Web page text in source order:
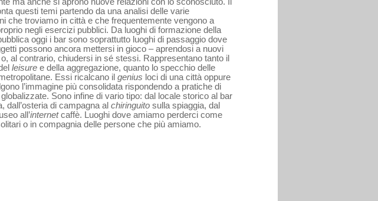
questi temi partendo da una analisi delle varie
che troviamo in città e che frequentemente vengono a
negli esercizi pubblici. Da luoghi di formazione della
oggi i bar sono soprattutto luoghi di passaggio dove
possono ancora mettersi in gioco – aprendosi a nuovi
al contrario, chiudersi in sé stessi. Rappresentano tanto il
leisure e della aggregazione, quanto lo specchio delle
Essi ricalcano il genius loci di una città oppure
l’immagine più consolidata rispondendo a pratiche di
Sono infine di vario tipo: dal locale storico al bar
dall’osteria di campagna al chiringuito sulla spiaggia, dal
all’internetcaffè. Luoghi dove amiamo perderci come
o in compagnia delle persone che più amiamo.